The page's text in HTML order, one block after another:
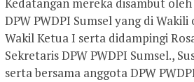
Kedatangan mereka disambut
DPW PWDPI Sumsel yang di
Wakil Ketua I serta didampingi
Sekretaris DPW PWDPI Sumsel.,
serta bersama anggota DPW